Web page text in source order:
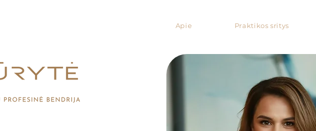
Apie Praktikos sritys